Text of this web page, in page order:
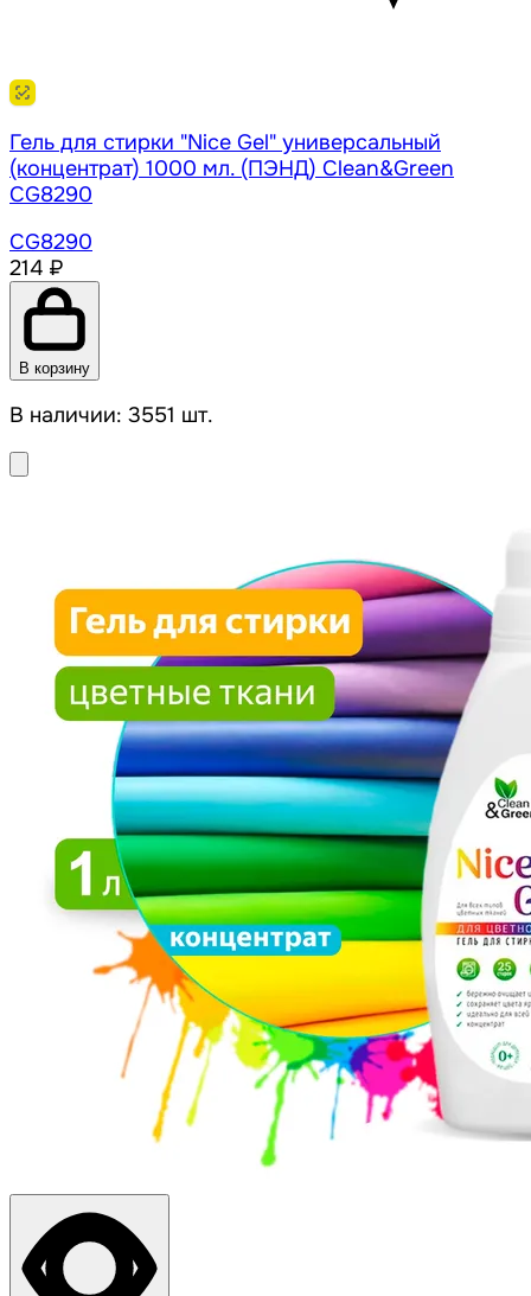
Гель для стирки "Nice Gel" универсальный
(концентрат) 1000 мл. (ПЭНД) Clean&Green
CG8290
CG8290
214 ₽
В корзину
В наличии: 3551 шт.